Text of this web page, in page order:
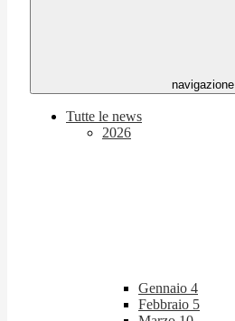
navigazione
Tutte le news
2026
Gennaio 4
Febbraio 5